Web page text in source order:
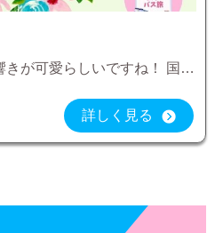
「フラワリング」という響きが可愛らしいですね！ 国営ひたち海浜公園では、お花のイベント「フラワリング2025」が開催中！ ネモフィラだけだと思っているのは大間違い！ この時期にしか見れないお花が咲き乱れます
詳しく見る